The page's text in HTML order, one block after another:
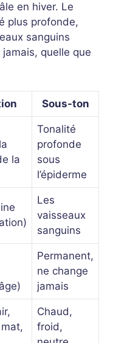
en hiver. Le
plus profonde,
sanguins
jamais, quelle que
Sous-ton
la
Tonalité
profonde
sous
l’épiderme
Les
vaisseaux
sanguins
Permanent,
ne change
jamais
Chaud,
froid,